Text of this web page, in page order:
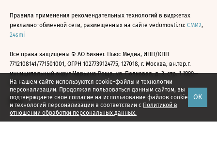
На нашем сайте используются cookie-файлы и технологии
персонализации. Продолжая пользоваться данным сайтом, вы
подтверждаете свое согласие на использование файлов cookie
и технологий персонализации в соответствии с Политикой в
отношении обработки персональных данных.
ОК
Правила применения рекомендательных технологий в виджетах
рекламно-обменной сети, размещенных на сайте vedomosti.ru: СМИ2,
24smi
Все права защищены © АО Бизнес Ньюс Медиа, ИНН/КПП
7712108141/771501001, ОГРН 1027739124775, 127018, г. Москва, вн.тер.г.
муниципальный округ Марьина Роща, ул. Полковая, д. 3, стр. 1 1999—
2026